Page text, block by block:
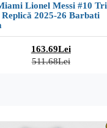
Lionel Messi #10
2025-26 Barbati
163.69Lei
511.68Lei